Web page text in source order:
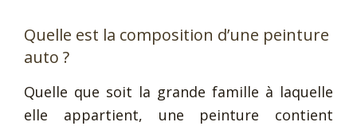
Quelle est la composition d’une peinture
auto ?
Quelle que soit la grande famille à laquelle
elle appartient, une peinture contient